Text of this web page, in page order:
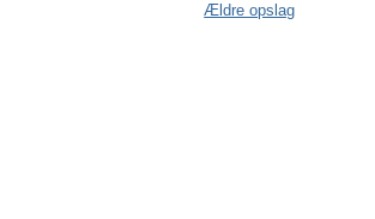
Ældre opslag